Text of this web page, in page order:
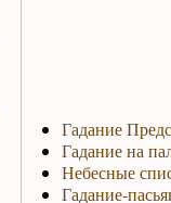
Гадание
Гадание на
Небесные
Гадание-